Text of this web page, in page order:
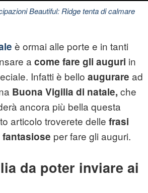
Beautiful: Ridge tenta di calmare
è ormai alle porte e in tanti
a come fare gli auguri in
Infatti è bello augurare ad
Buona Vigilia di natale, che
ancora più bella questa
articolo troverete delle frasi
fantasiose per fare gli auguri.
da poter inviare ai